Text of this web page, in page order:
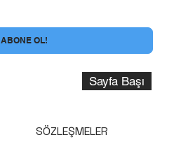
SÖZLEŞMELER
ABONE OL!
Sayfa Başı